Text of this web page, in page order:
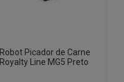
Robot Picador de Carne
Royalty Line MG5 Preto